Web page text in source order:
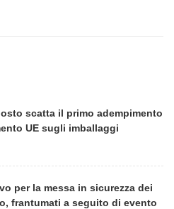
scatta il primo adempimento
UE sugli imballaggi
per la messa in sicurezza dei
frantumati a seguito di evento